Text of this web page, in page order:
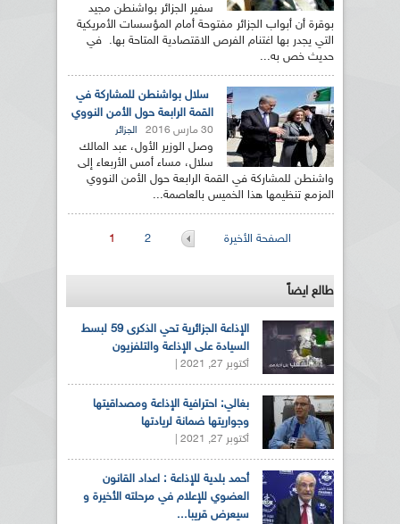
سفير الجزائر بواشنطن مجيد
بوقرة أن أبواب الجزائر مفتوحة أمام المؤسسات الأمريكية
التي يجدر بها اغتنام الفرص الاقتصادية المتاحة بها. في
حديث خص به...
سلال بواشنطن للمشاركة في
القمة الرابعة حول الأمن النووي
30 مارس 2016 الجزائر
وصل الوزير الأول، عبد المالك
سلال، مساء أمس الأربعاء إلى
واشنطن للمشاركة في القمة الرابعة حول الأمن النووي
المزمع تنظيمها هذا الخميس بالعاصمة...
الصفحات 1 2 الصفحة الأخيرة
طالع ايضاً
الإذاعة الجزائرية تحي الذكرى 59 لبسط
السيادة على الإذاعة والتلفزيون
أكتوبر 27, 2021 |
بغالي: احترافية الإذاعة ومصداقيتها
وجواريتها ضمانة لريادتها
أكتوبر 27, 2021 |
أحمد بلدية للإذاعة : اعداد القانون
العضوي للإعلام في مرحلته الأخيرة و
سيعرض قريبا...